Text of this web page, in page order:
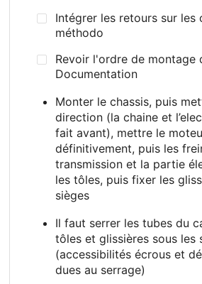
Intégrer les retours sur les
méthodo
Revoir l'ordre de montage
Documentation
Monter le chassis, puis
direction (la chaine et
fait avant), mettre le
définitivement, puis les
transmission et la partie
les tôles, puis fixer les
sièges
Il faut serrer les tubes du
tôles et glissières sous les
(accessibilités écrous et
dues au serrage)